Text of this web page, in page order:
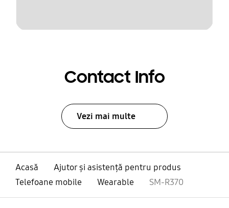
Contact Info
Vezi mai multe
Acasă
Ajutor și asistență pentru produs
Telefoane mobile
Wearable SM-R370